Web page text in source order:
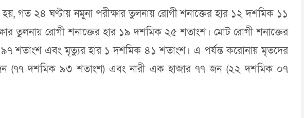
গত ২৪ ঘণ্টায় নমুনা পরীক্ষার তুলনায় রোগী শনাক্তের হার ১২ দশমিক ১১
তুলনায় রোগী শনাক্তের হার ১৯ দশমিক ২৫ শতাংশ। মোট রোগী শনাক্তের
শতাংশ এবং মৃত্যুর হার ১ দশমিক ৪১ শতাংশ। এ পর্যন্ত করোনায় মৃতদের
(৭৭ দশমিক ৯৩ শতাংশ) এবং নারী এক হাজার ৭৭ জন (২২ দশমিক ০৭